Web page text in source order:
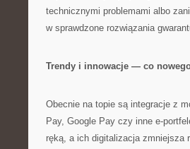
technicznymi problemami albo
w sprawdzone rozwiązania
Trendy i innowacje — co
Obecnie na topie są integracje z
Pay, Google Pay czy inne e-
ręką, a ich digitalizacja zmniejsza